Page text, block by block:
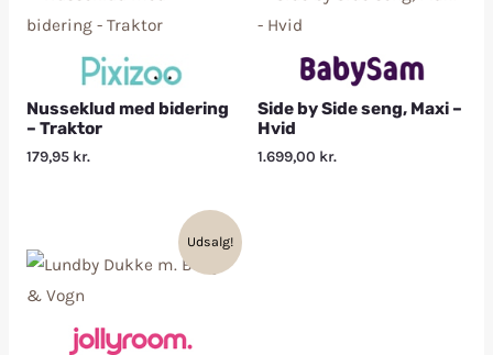
Nusseklud med bidering
– Traktor
179,95 kr.
Side by Side seng, Maxi –
Hvid
1.699,00 kr.
Udsalg!